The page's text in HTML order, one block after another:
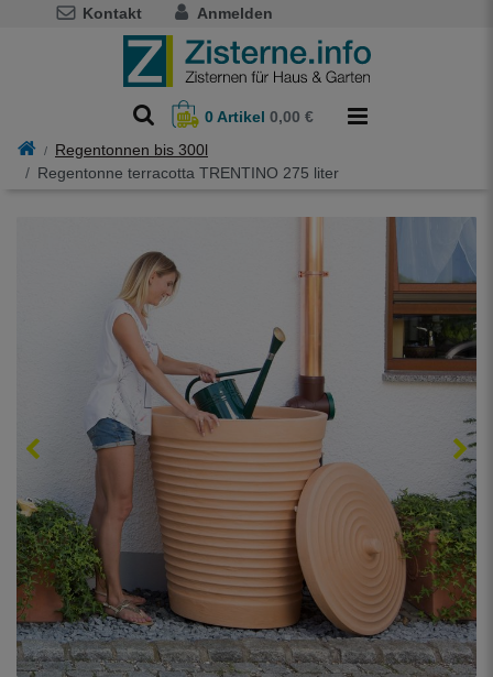
Kontakt Anmelden
0Artikel 0,00 €
Regentonnen bis 300l
Regentonne terracotta TRENTINO 275 liter